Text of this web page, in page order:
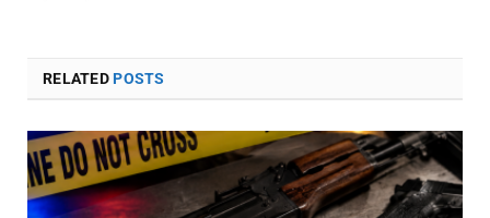
RELATEDPOSTS